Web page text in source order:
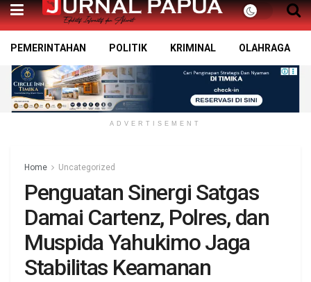
PEMERINTAHAN POLITIK KRIMINAL OLAHRAGA
ADVERTISEMENT
Home Uncategorized
Penguatan Sinergi Satgas
Damai Cartenz, Polres, dan
Muspida Yahukimo Jaga
Stabilitas Keamanan